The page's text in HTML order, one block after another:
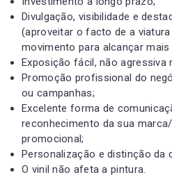
Divulgação, visibilidade e
(aproveitar o facto de a
movimento para alcançar mais
Exposição fácil, não
Promoção profissional do
ou campanhas;
Excelente forma de
reconhecimento da sua
promocional;
Personalização e distinção da
O vinil não afeta a pintura.